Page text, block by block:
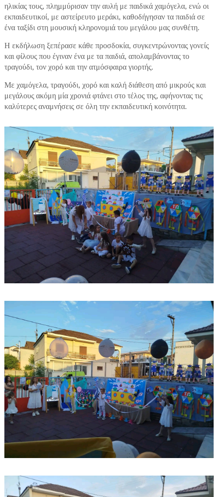
ηλικίας τους, πλημμύρισαν την αυλή με παιδικά χαμόγελα, ενώ οι
εκπαιδευτικοί, με αστείρευτο μεράκι, καθοδήγησαν τα παιδιά σε
ένα ταξίδι στη μουσική κληρονομιά του μεγάλου μας συνθέτη.
Η εκδήλωση ξεπέρασε κάθε προσδοκία, συγκεντρώνοντας γονείς
και φίλους που έγιναν ένα με τα παιδιά, απολαμβάνοντας το
τραγούδι, τον χορό και την ατμόσφαιρα γιορτής.
Με χαμόγελα, τραγούδι, χορό και καλή διάθεση από μικρούς και
μεγάλους ακόμη μία χρονιά φτάνει στο τέλος της, αφήνοντας τις
καλύτερες αναμνήσεις σε όλη την εκπαιδευτική κοινότητα.